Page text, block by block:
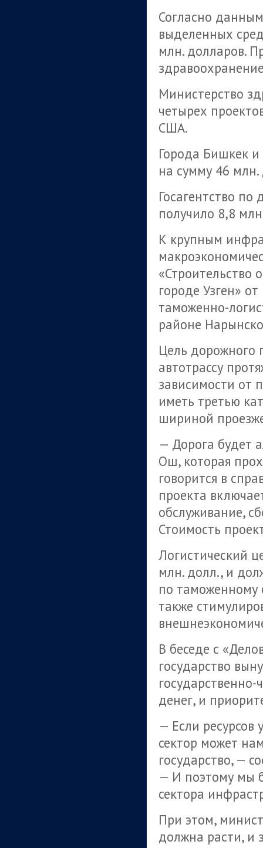
Согласно
выделенных
млн. долларов.
Министерство
четырех
США.
Города Бишкек
на сумму 46
Госагентство
получило 8,8
К крупным
«Строительство
городе Узген»
таможенно-
районе
Цель дорожного
автотрассу
зависимости от
иметь третью
шириной
— Дорога будет
Ош, которая
говорится в
проекта
обслуживание,
Стоимость
Логистический
млн. долл., и
по таможенному
также
В беседе с
государство
государственно-
денег, и
— Если ресурсов
сектор может
государство, —
— И поэтому мы
сектора
При этом,
должна расти, и